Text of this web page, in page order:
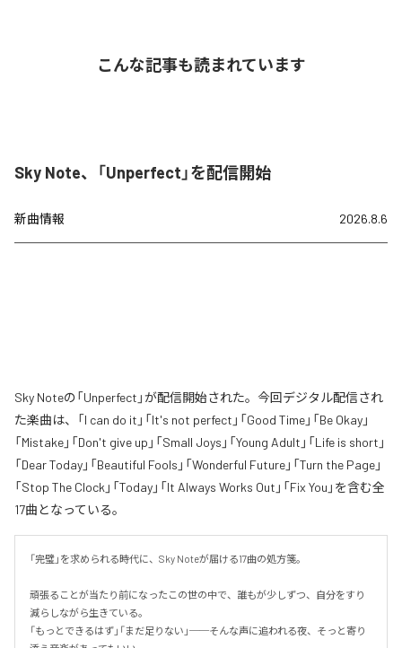
こんな記事も読まれています
Sky Note、「Unperfect」を配信開始
新曲情報 2026.8.6
Sky Noteの「Unperfect」が配信開始された。今回デジタル配信され
た楽曲は、「I can do it」「It's not perfect」「Good Time」「Be Okay」
「Mistake」「Don't give up」「Small Joys」「Young Adult」「Life is short」
「Dear Today」「Beautiful Fools」「Wonderful Future」「Turn the Page」
「Stop The Clock」「Today」「It Always Works Out」「Fix You」を含む全
17曲となっている。
「完璧」を求められる時代に、Sky Noteが届ける17曲の処方箋。
頑張ることが当たり前になったこの世の中で、誰もが少しずつ、自分をすり
減らしながら生きている。
「もっとできるはず」「まだ足りない」──そんな声に追われる夜、そっと寄り